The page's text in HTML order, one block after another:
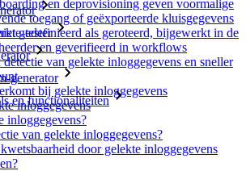
tester
generator
en functionaliteiten
en deprovisioning geven voormalige
toegang of geëxporteerde kluisgegevens
gedefinieerd als geroteerd, bijgewerkt in de
en geverifieerd in workflows
van gelekte inloggegevens en sneller
bij gelekte inloggegevens
inloggegevens
inloggegevens?
van gelekte inloggegevens?
door gelekte inloggegevens